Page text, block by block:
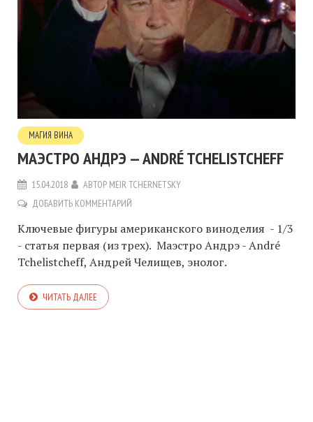
МАГИЯ ВИНА
МАЭСТРО АНДРЭ — ANDRÉ TCHELISTCHEFF
15.04.2018 АВТОР MEIR TCHERNETSKY
ДОБАВИТЬ КОММЕНТАРИЙ
Ключевые фигуры американского виноделия - 1/3
- статья первая (из трех). Маэстро Андрэ - André
Tchelistcheff, Андрей Челищев, энолог.
ЧИТАТЬ ДАЛЕЕ